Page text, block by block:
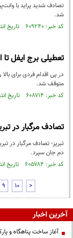
تصادف شدید پراید با
شد.
کد خبر: ۶۰۹۲۴۰ تاریخ انتشار : ۱۳۹۸/۰۳/۰۲
تعطیلی برج ایفل تا
در پی اقدام فردی برای بالا
متوقف شد.
کد خبر: ۶۰۸۷۱۴ تاریخ انتشار : ۱۳۹۸/۰۲/۳۱
تصادف مرگبار در
تبریز- تصادف مرگبار در
دم جان سپرد.
کد خبر: ۶۰۵۷۸۴ تاریخ انتشار : ۱۳۹۸/۰۲/۱۷
9 10 >
آخرین اخبار
آغاز ساخت پناهگاه و